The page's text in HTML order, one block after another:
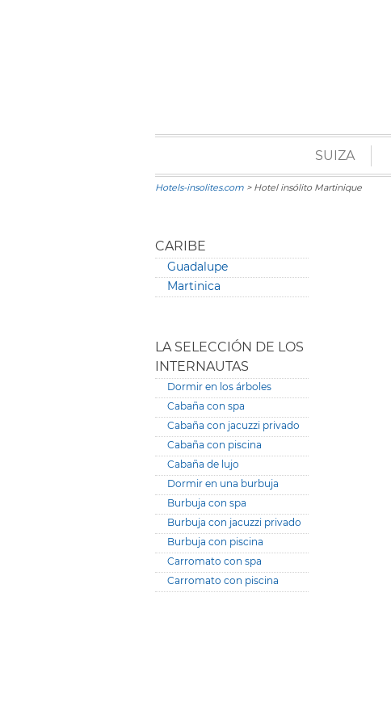
SUIZA
Hotels-insolites.com > Hotel insólito Martinique
CARIBE
Guadalupe
Martinica
LA SELECCIÓN DE LOS
INTERNAUTAS
Dormir en los árboles
Cabaña con spa
Cabaña con jacuzzi privado
Cabaña con piscina
Cabaña de lujo
Dormir en una burbuja
Burbuja con spa
Burbuja con jacuzzi privado
Burbuja con piscina
Carromato con spa
Carromato con piscina